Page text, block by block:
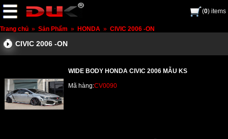
(0) items
Trang chủ » Sản Phẩm » HONDA » CIVIC 2006 -ON
CIVIC 2006 -ON
WIDE BODY HONDA CIVIC 2006 MẪU KS
Mã hàng:CV0090